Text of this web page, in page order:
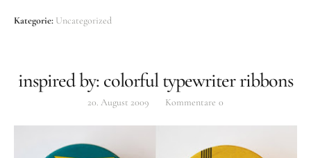
Kategorie: Uncategorized
inspired by: colorful typewriter ribbons
20. August 2009 Kommentare 0